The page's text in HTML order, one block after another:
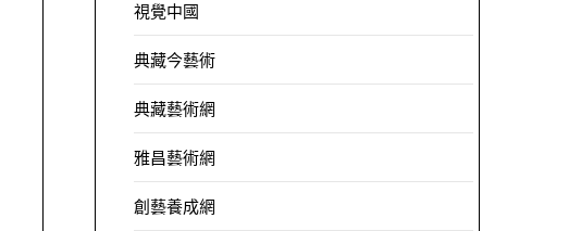
視覺中國
典藏今藝術
典藏藝術網
雅昌藝術網
創藝養成網